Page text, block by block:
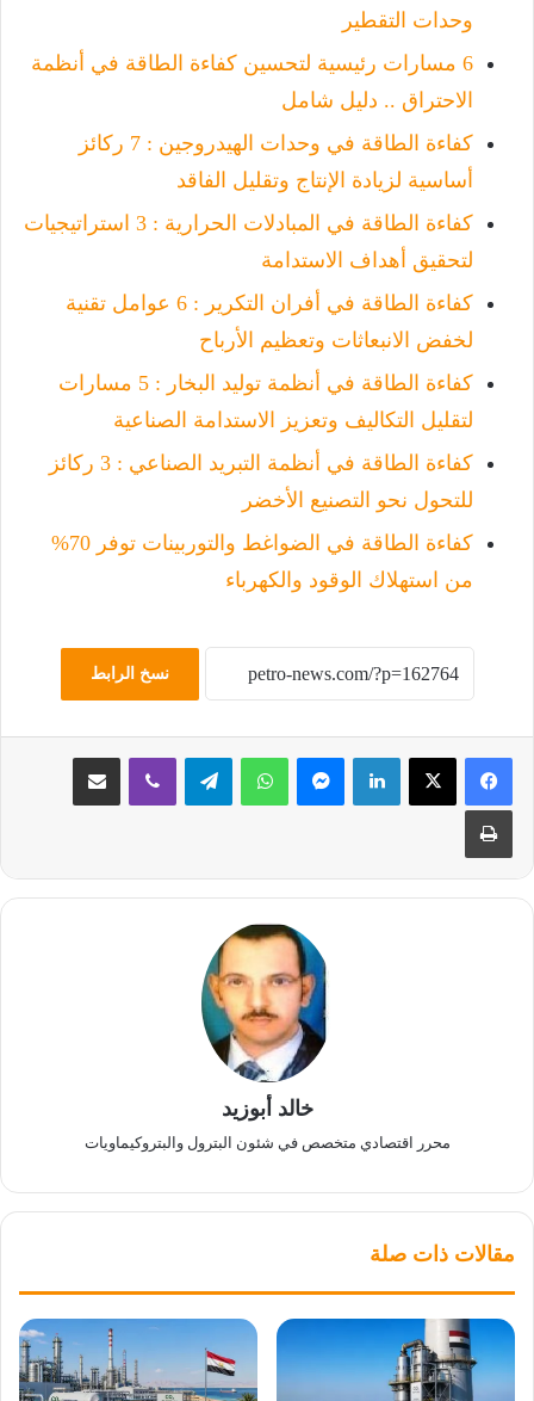
وحدات التقطير
6 مسارات رئيسية لتحسين كفاءة الطاقة في أنظمة
الاحتراق .. دليل شامل
كفاءة الطاقة في وحدات الهيدروجين : 7 ركائز
أساسية لزيادة الإنتاج وتقليل الفاقد
كفاءة الطاقة في المبادلات الحرارية : 3 استراتيجيات
لتحقيق أهداف الاستدامة
كفاءة الطاقة في أفران التكرير : 6 عوامل تقنية
لخفض الانبعاثات وتعظيم الأرباح
كفاءة الطاقة في أنظمة توليد البخار : 5 مسارات
لتقليل التكاليف وتعزيز الاستدامة الصناعية
كفاءة الطاقة في أنظمة التبريد الصناعي : 3 ركائز
للتحول نحو التصنيع الأخضر
كفاءة الطاقة في الضواغط والتوربينات توفر 70%
من استهلاك الوقود والكهرباء
نسخ الرابط
لينكدإن ماسنجر واتساب تيلقرام ڤايبر مشاركة عبر البريد
طباعة
خالد أبوزيد
محرر اقتصادي متخصص في شئون البترول والبتروكيماويات
مقالات ذات صلة